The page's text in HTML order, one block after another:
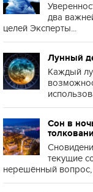
два
целей Эксперты...
Лунный
Каждый
Сон в
текущие
нерешённый вопрос,